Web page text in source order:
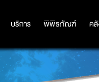
บริการ พิพิธภัณฑ์ ค
บริการ พิพิธภัณฑ์ ค